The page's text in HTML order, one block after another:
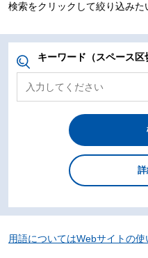
検索をクリックして絞り込みた
キーワード（スペース区
用語についてはWebサイトの使